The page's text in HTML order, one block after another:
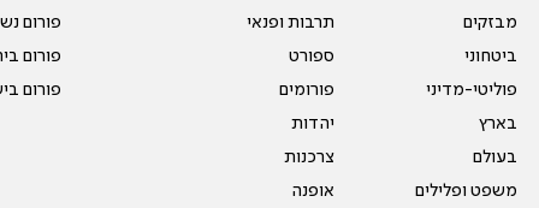
מבזקים
ביטחוני
פוליטי-מדיני
בארץ
בעולם
משפט ופלילים
תרבות ופנאי
ספורט
פורומים
יהדות
צרכנות
אופנה
פורום
פורום
פורום